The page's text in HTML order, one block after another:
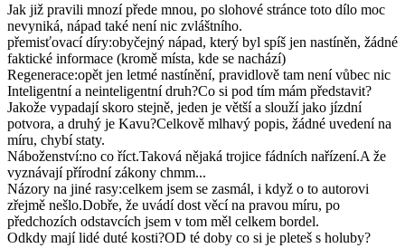
Jak již pravili mnozí přede mnou, po slohové stránce toto dílo moc
nevyniká, nápad také není nic zvláštního.
přemisťovací díry:obyčejný nápad, který byl spíš jen nastíněn, žádné
faktické informace (kromě místa, kde se nachází)
Regenerace:opět jen letmé nastínění, pravidlově tam není vůbec nic
Inteligentní a neinteligentní druh?Co si pod tím mám představit?
Jakože vypadají skoro stejně, jeden je větší a slouží jako jízdní
potvora, a druhý je Kavu?Celkově mlhavý popis, žádné uvedení na
míru, chybí staty.
Náboženství:no co říct.Taková nějaká trojice fádních nařízení.A že
vyznávají přírodní zákony chmm...
Názory na jiné rasy:celkem jsem se zasmál, i když o to autorovi
zřejmě nešlo.Dobře, že uvádí dost věcí na pravou míru, po
předchozích odstavcích jsem v tom měl celkem bordel.
Odkdy mají lidé duté kosti?OD té doby co si je pleteš s holuby?